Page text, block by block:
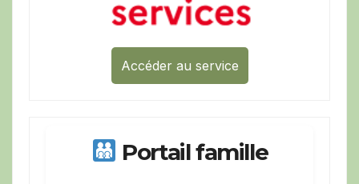
Accéder au service
Portail famille